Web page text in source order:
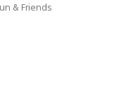
& Friends